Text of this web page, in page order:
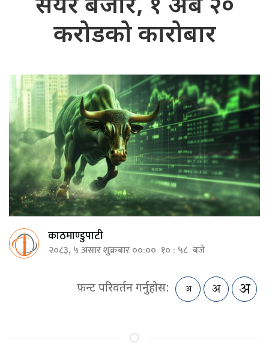
सेयर बजार, १ अर्ब २०
करोडको कारोबार
काठमाण्डुपाटी
२०८३, ५ असार शुक्रबार ००:०० १० : ५८ बजे
फन्ट परिवर्तन गर्नुहोस: